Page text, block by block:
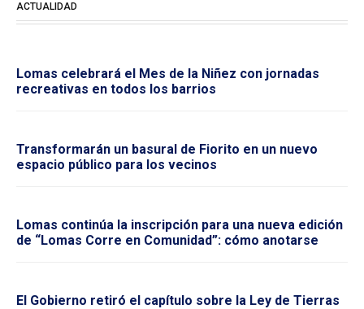
ACTUALIDAD
Lomas celebrará el Mes de la Niñez con jornadas
recreativas en todos los barrios
Transformarán un basural de Fiorito en un nuevo
espacio público para los vecinos
Lomas continúa la inscripción para una nueva edición
de “Lomas Corre en Comunidad”: cómo anotarse
El Gobierno retiró el capítulo sobre la Ley de Tierras